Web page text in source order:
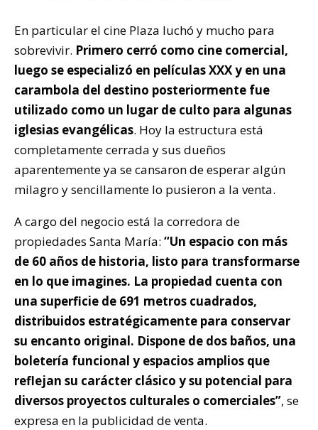
En particular el cine Plaza luchó y mucho para
sobrevivir. Primero cerró como cine comercial,
luego se especializó en películas XXX y en una
carambola del destino posteriormente fue
utilizado como un lugar de culto para algunas
iglesias evangélicas. Hoy la estructura está
completamente cerrada y sus dueños
aparentemente ya se cansaron de esperar algún
milagro y sencillamente lo pusieron a la venta.
A cargo del negocio está la corredora de
propiedades Santa María: “Un espacio con más
de 60 años de historia, listo para transformarse
en lo que imagines. La propiedad cuenta con
una superficie de 691 metros cuadrados,
distribuidos estratégicamente para conservar
su encanto original. Dispone de dos baños, una
boletería funcional y espacios amplios que
reflejan su carácter clásico y su potencial para
diversos proyectos culturales o comerciales”, se
expresa en la publicidad de venta.